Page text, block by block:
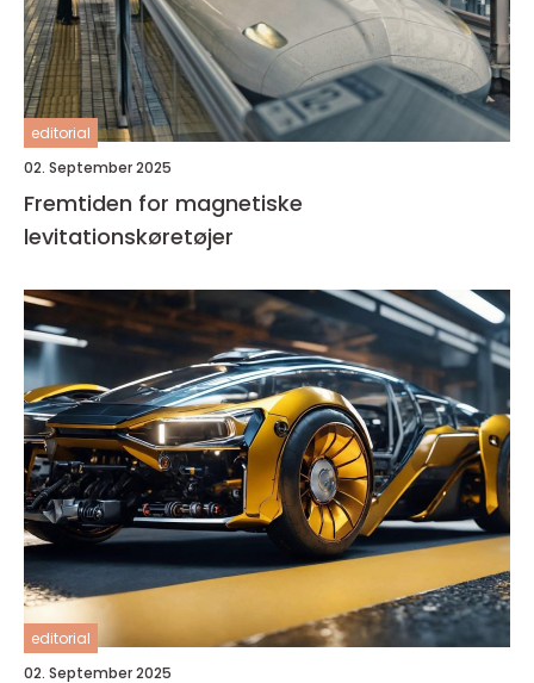
editorial
02. September 2025
Fremtiden for magnetiske
levitationskøretøjer
editorial
02. September 2025